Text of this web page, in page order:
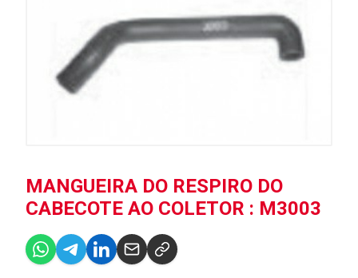
MANGUEIRA DO RESPIRO DO
CABECOTE AO COLETOR : M3003